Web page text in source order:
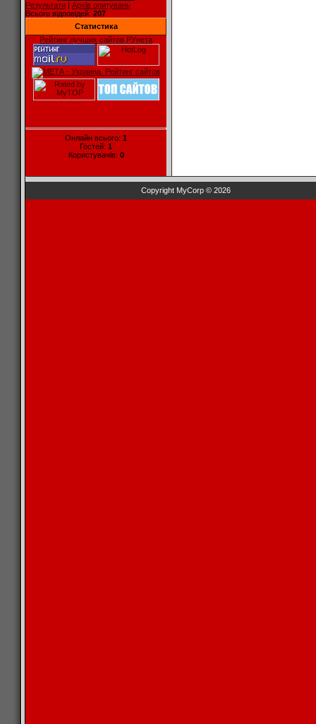
Результати | Архів опитувань
Всього відповідей: 207
Статистика
Рейтинг лучших сайтов РУнета
Онлайн всього: 1
Гостей: 1
Користувачів: 0
Copyright MyCorp © 2026